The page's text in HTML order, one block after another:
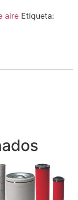
aire Etiqueta: